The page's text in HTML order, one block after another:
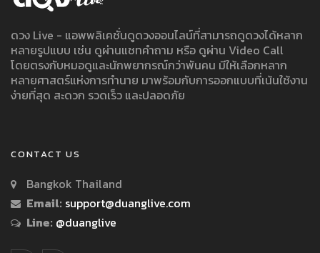
ดวง Live - แอพพลิเคชั่นดูดวงออนไลน์ที่สามารถดูดวงได้หลาก
หลายรูปแบบ เช่น ดูผ่านแชทคำถาม หรือ ดูผ่าน Video Call
โดยตรงกับหมอดูและนักพยากรณ์กว่าพันคน มีให้เลือกหลาก
หลายศาสตร์แห่งการทำนาย มาพร้อมกับการออกแบบที่เน้นใช้งาน
ง่ายที่สุด สะดวก รวดเร็ว และปลอดภัย
CONTACT US
Bangkok Thailand
Email: support@duanglive.com
Line: @duanglive